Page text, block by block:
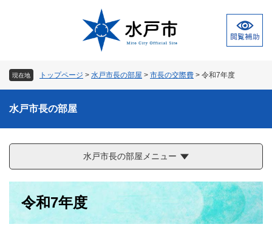
現在地 トップページ > 水戸市長の部屋 > 市長の交際費 > 令和7年度
水戸市長の部屋
水戸市長の部屋メニュー
令和7年度